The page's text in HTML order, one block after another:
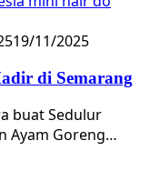
19/11/2025
di Semarang
buat Sedulur
Ayam Goreng…